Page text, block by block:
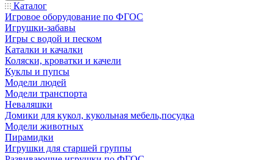
Каталог
Игровое оборудование по ФГОС
Игрушки-забавы
Игры с водой и песком
Каталки и качалки
Коляски, кроватки и качели
Куклы и пупсы
Модели людей
Модели транспорта
Неваляшки
Домики для кукол, кукольная мебель,посудка
Модели животных
Пирамидки
Игрушки для старшей группы